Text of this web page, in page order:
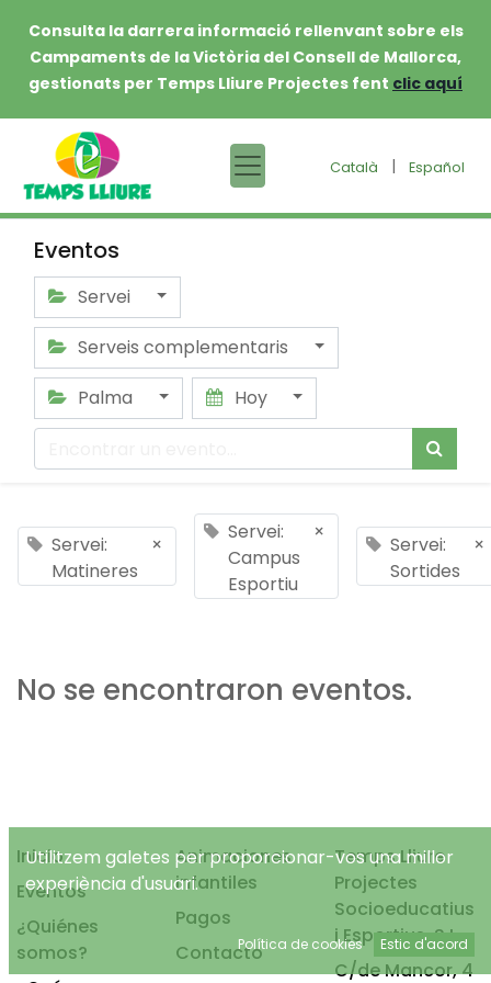
Consulta la darrera informació rellenvant sobre els
Campaments de la Victòria del Consell de Mallorca,
gestionats per Temps Lliure Projectes fent clic aquí
Català | Español
Eventos
Servei
Serveis complementaris
Palma
Hoy
Servei:
Matineres
×
Servei:
Campus
Esportiu
×
Servei:
Sortides
×
No se encontraron eventos.
Inicio
Eventos
¿Quiénes
somos?
Animaciones
infantiles
Pagos
Contacto
Temps Lliure
Projectes
Socioeducatius
i Esportius, S.L.
C/de Mancor, 4
Utilitzem galetes per proporcionar-vos una millor
experiència d'usuari.
Política de cookies Estic d'acord